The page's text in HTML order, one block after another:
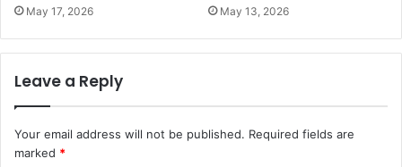
May 17, 2026 May 13, 2026
Leave a Reply
Your email address will not be published. Required fields are
marked *